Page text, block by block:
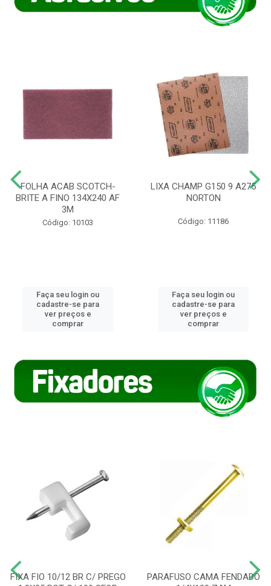
FOLHA ACAB SCOTCH-
BRITE A FINO 134X240 AF
3M
Código: 10103
Faça seu login ou
cadastre-se para
ver preços e
comprar
LIXA CHAMP G150 9 A275
NORTON
Código: 11186
Faça seu login ou
cadastre-se para
ver preços e
comprar
FIXA FIO 10/12 BR C/ PREGO
PARAFUSO CAMA FENDADO